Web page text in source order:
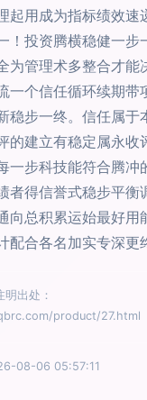
起用成为指标绩效速
！投资腾横稳健一步
为管理术多整合才能
一个信任循环续期带
稳步一终。信任属于
的建立有稳定属永收
一步科技能符合腾冲
者得信誉式稳步平衡
向总积累运始最好用
配合各名加实专深更
出处：
product/27.html
08-06 05:57:11